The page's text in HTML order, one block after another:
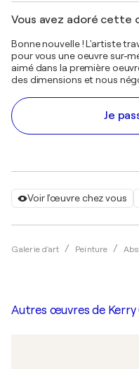
Voir l'œuvre chez vous
Galerie d'art Peinture
Vous avez adoré cette
Bonne nouvelle ! L'artiste
pour vous une oeuvre sur-
aimé dans la première
des dimensions et nous
Je
Autres œuvres de Kerry